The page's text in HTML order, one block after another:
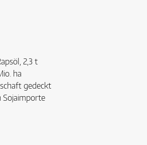
2,3 t
ha
gedeckt
Sojaimporte